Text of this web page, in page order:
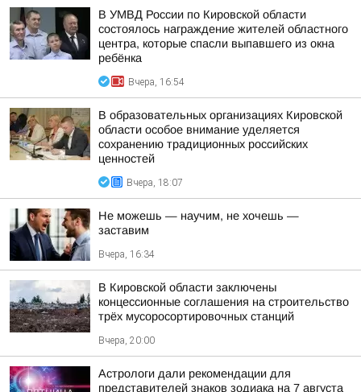
В УМВД России по Кировской области
состоялось награждение жителей областного
центра, которые спасли выпавшего из окна
ребёнка
Вчера, 16:54
В образовательных организациях Кировской
области особое внимание уделяется
сохранению традиционных российских
ценностей
Вчера, 18:07
Не можешь — научим, не хочешь —
заставим
Вчера, 16:34
В Кировской области заключены
концессионные соглашения на строительство
трёх мусоросортировочных станций
Вчера, 20:00
Астрологи дали рекомендации для
представителей знаков зодиака на 7 августа